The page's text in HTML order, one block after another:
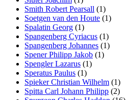
Smith Robert Pearsall (1)
Soetgen van den Houte (1)
Spalatin Georg (1)
Spangenberg Cyriacus (1)
Spangenberg Johannes (1)
Spener Philipp Jakob (1)
Spengler Lazarus (1)
Speratus Paulus (1)
Spieker Christian Wilhelm (1)
Spitta Carl Johann Philipp (2)